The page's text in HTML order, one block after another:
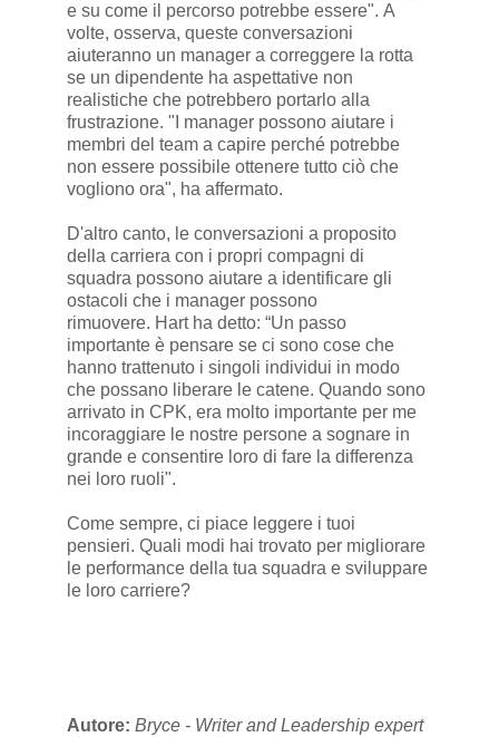
e su come il percorso potrebbe essere". A
volte, osserva, queste conversazioni
aiuteranno un manager a correggere la rotta
se un dipendente ha aspettative non
realistiche che potrebbero portarlo alla
frustrazione. "I manager possono aiutare i
membri del team a capire perché potrebbe
non essere possibile ottenere tutto ciò che
vogliono ora", ha affermato.
D'altro canto, le conversazioni a proposito
della carriera con i propri compagni di
squadra possono aiutare a identificare gli
ostacoli che i manager possono
rimuovere. Hart ha detto: “Un passo
importante è pensare se ci sono cose che
hanno trattenuto i singoli individui in modo
che possano liberare le catene. Quando sono
arrivato in CPK, era molto importante per me
incoraggiare le nostre persone a sognare in
grande e consentire loro di fare la differenza
nei loro ruoli".
Come sempre, ci piace leggere i tuoi
pensieri. Quali modi hai trovato per migliorare
le performance della tua squadra e sviluppare
le loro carriere?
Autore: Bryce - Writer and Leadership expert